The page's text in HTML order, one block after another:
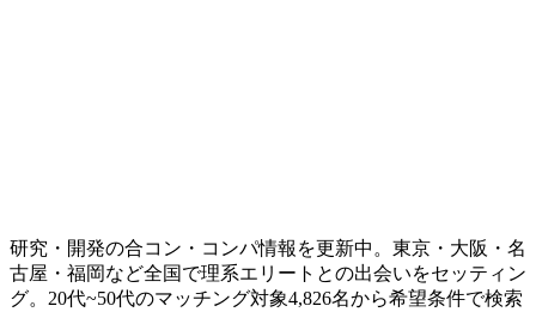
研究・開発の合コン・コンパ情報を更新中。東京・大阪・名
古屋・福岡など全国で理系エリートとの出会いをセッティン
グ。20代~50代のマッチング対象4,826名から希望条件で検索